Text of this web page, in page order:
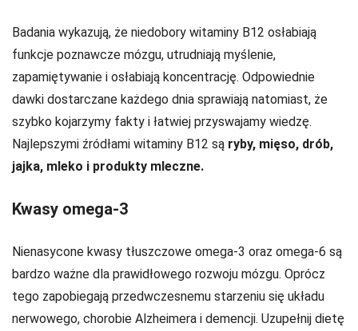
Badania wykazują, że niedobory witaminy B12 osłabiają
funkcje poznawcze mózgu, utrudniają myślenie,
zapamiętywanie i osłabiają koncentrację. Odpowiednie
dawki dostarczane każdego dnia sprawiają natomiast, że
szybko kojarzymy fakty i łatwiej przyswajamy wiedzę.
Najlepszymi źródłami witaminy B12 są ryby, mięso, drób,
jajka, mleko i produkty mleczne.
Kwasy omega-3
Nienasycone kwasy tłuszczowe omega-3 oraz omega-6 są
bardzo ważne dla prawidłowego rozwoju mózgu. Oprócz
tego zapobiegają przedwczesnemu starzeniu się układu
nerwowego, chorobie Alzheimera i demencji. Uzupełnij dietę